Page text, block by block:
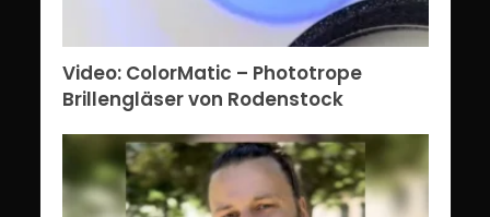
Video: ColorMatic – Phototrope
Brillengläser von Rodenstock